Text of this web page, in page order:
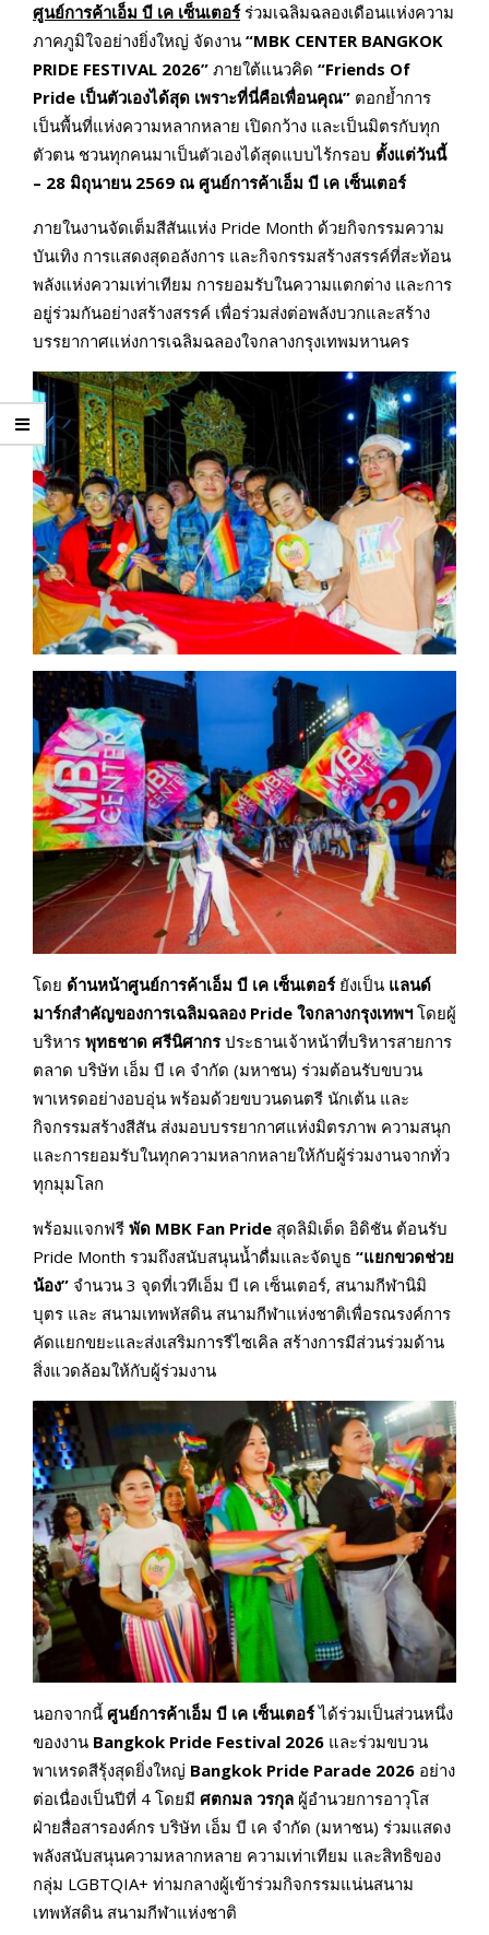
ศูนย์การค้าเอ็ม บี เค เซ็นเตอร์ร่วมเฉลิมฉลองเดือนแห่งความ
ภาคภูมิใจอย่างยิ่งใหญ่ จัดงาน “MBK CENTER BANGKOK
PRIDE FESTIVAL 2026” ภายใต้แนวคิด “Friends Of
Pride เป็นตัวเองได้สุด เพราะที่นี่คือเพื่อนคุณ” ตอกย้ำการ
เป็นพื้นที่แห่งความหลากหลาย เปิดกว้าง และเป็นมิตรกับทุก
ตัวตน ชวนทุกคนมาเป็นตัวเองได้สุดแบบไร้กรอบ ตั้งแต่วันนี้
– 28 มิถุนายน 2569 ณ ศูนย์การค้าเอ็ม บี เค เซ็นเตอร์
ภายในงานจัดเต็มสีสันแห่ง Pride Month ด้วยกิจกรรมความ
บันเทิง การแสดงสุดอลังการ และกิจกรรมสร้างสรรค์ที่สะท้อน
พลังแห่งความเท่าเทียม การยอมรับในความแตกต่าง และการ
อยู่ร่วมกันอย่างสร้างสรรค์ เพื่อร่วมส่งต่อพลังบวกและสร้าง
บรรยากาศแห่งการเฉลิมฉลองใจกลางกรุงเทพมหานคร
โดย ด้านหน้าศูนย์การค้าเอ็ม บี เค เซ็นเตอร์ยังเป็น แลนด์
มาร์กสำคัญของการเฉลิมฉลอง Pride ใจกลางกรุงเทพฯโดยผู้
บริหาร พุทธชาด ศรีนิศากรประธานเจ้าหน้าที่บริหารสายการ
ตลาด บริษัท เอ็ม บี เค จำกัด (มหาชน) ร่วมต้อนรับขบวน
พาเหรดอย่างอบอุ่น พร้อมด้วยขบวนดนตรี นักเต้น และ
กิจกรรมสร้างสีสัน ส่งมอบบรรยากาศแห่งมิตรภาพ ความสนุก
และการยอมรับในทุกความหลากหลายให้กับผู้ร่วมงานจากทั่ว
ทุกมุมโลก
พร้อมแจกฟรี พัด MBK Fan Pride สุดลิมิเต็ด อิดิชัน ต้อนรับ
Pride Month รวมถึงสนับสนุนน้ำดื่มและจัดบูธ “แยกขวดช่วย
น้อง” จำนวน 3 จุดที่เวทีเอ็ม บี เค เซ็นเตอร์, สนามกีฬานิมิ
บุตร และ สนามเทพหัสดิน สนามกีฬาแห่งชาติเพื่อรณรงค์การ
คัดแยกขยะและส่งเสริมการรีไซเคิล สร้างการมีส่วนร่วมด้าน
สิ่งแวดล้อมให้กับผู้ร่วมงาน
นอกจากนี้ ศูนย์การค้าเอ็ม บี เค เซ็นเตอร์ได้ร่วมเป็นส่วนหนึ่ง
ของงาน Bangkok Pride Festival 2026 และร่วมขบวน
พาเหรดสีรุ้งสุดยิ่งใหญ่ Bangkok Pride Parade 2026 อย่าง
ต่อเนื่องเป็นปีที่ 4 โดยมี ศตกมล วรกุล ผู้อำนวยการอาวุโส
ฝ่ายสื่อสารองค์กร บริษัท เอ็ม บี เค จำกัด (มหาชน) ร่วมแสดง
พลังสนับสนุนความหลากหลาย ความเท่าเทียม และสิทธิของ
กลุ่ม LGBTQIA+ ท่ามกลางผู้เข้าร่วมกิจกรรมแน่นสนาม
เทพหัสดิน สนามกีฬาแห่งชาติ